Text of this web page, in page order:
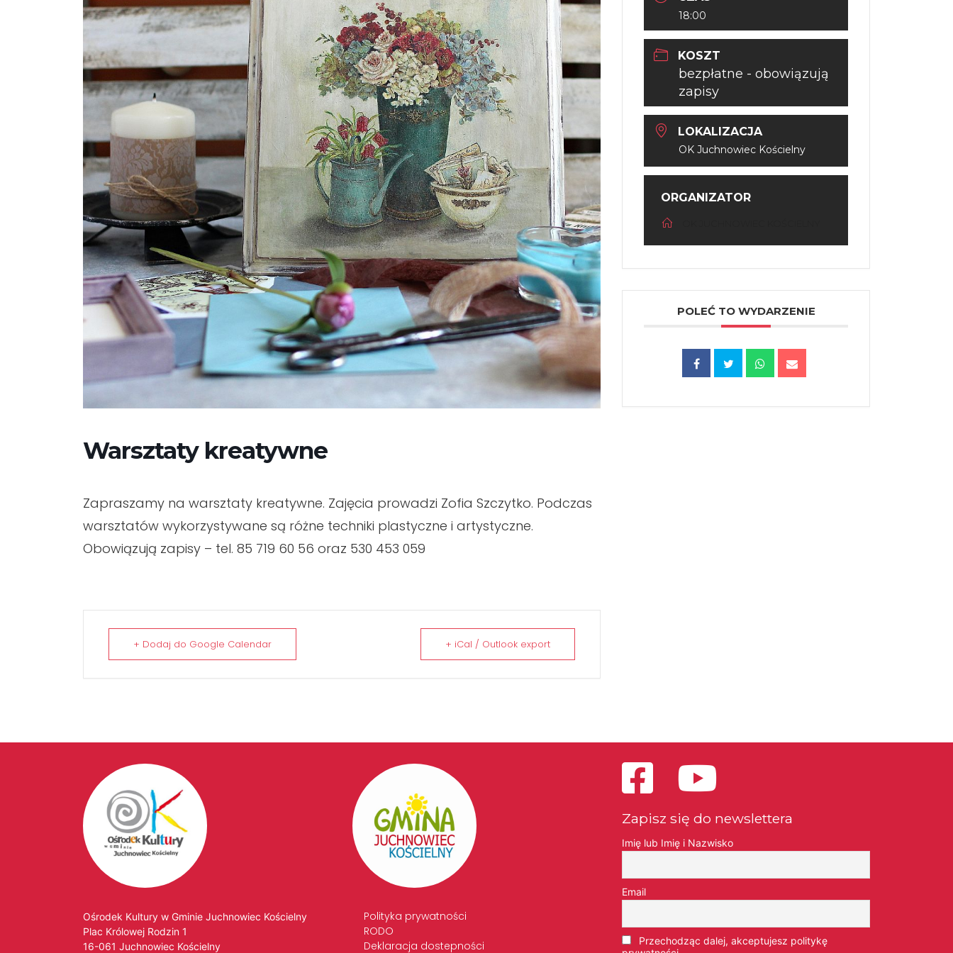
Warsztaty kreatywne
Zapraszamy na warsztaty kreatywne. Zajęcia prowadzi Zofia Szczytko. Podczas
warsztatów wykorzystywane są różne techniki plastyczne i artystyczne.
Obowiązują zapisy – tel. 85 719 60 56 oraz 530 453 059
+ Dodaj do Google Calendar + iCal / Outlook export
18:00
KOSZT
bezpłatne - obowiązują
zapisy
LOKALIZACJA
OK Juchnowiec Kościelny
ORGANIZATOR
POLEĆ TO WYDARZENIE
Ośrodek Kultury w Gminie Juchnowiec Kościelny
Plac Królowej Rodzin 1
16-061 Juchnowiec Kościelny
Polityka prywatności
RODO
Deklaracja dostepności
Zapisz się do newslettera
Imię lub Imię i Nazwisko
Email
Przechodząc dalej, akceptujesz politykę